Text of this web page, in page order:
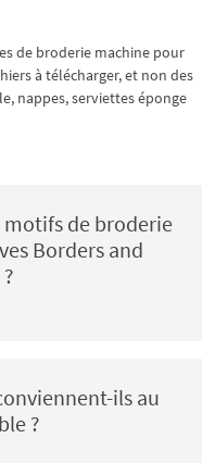
de broderie machine pour
à télécharger, et non des
nappes, serviettes éponge
motifs de broderie
Borders and
ils au
?